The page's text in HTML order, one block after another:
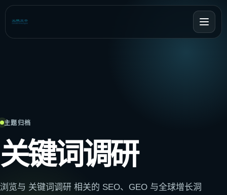
主题归档
关键词调研
浏览与 关键词调研 相关的 SEO、GEO 与全球增长洞